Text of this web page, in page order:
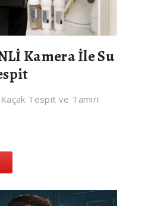
Kamera İle Su
Kaçak Tespit ve Tamiri